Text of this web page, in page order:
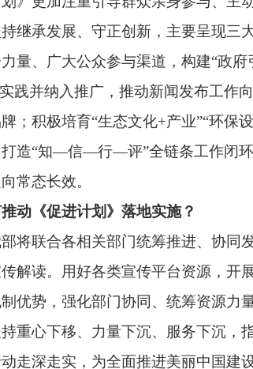
合各相关部门统筹推进、协同发力、狠抓
。用好各类宣传平台资源，开展政策解读
下移、力量下沉、服务下沉，指导各地结
走实，为全面推进美丽中国建设厚植社会基